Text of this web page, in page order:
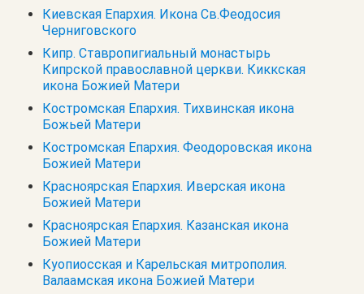
Киевская Епархия. Икона Св.Феодосия
Черниговского
Кипр. Cтавропигиальный монастырь
Кипрской православной церкви. Киккская
икона Божией Матери
Костромская Епархия. Тихвинская икона
Божьей Матери
Костромская Епархия. Феодоровская икона
Божией Матери
Красноярская Епархия. Иверская икона
Божией Матери
Красноярская Епархия. Казанская икона
Божией Матери
Куопиосская и Карельская митрополия.
Валаамская икона Божией Матери